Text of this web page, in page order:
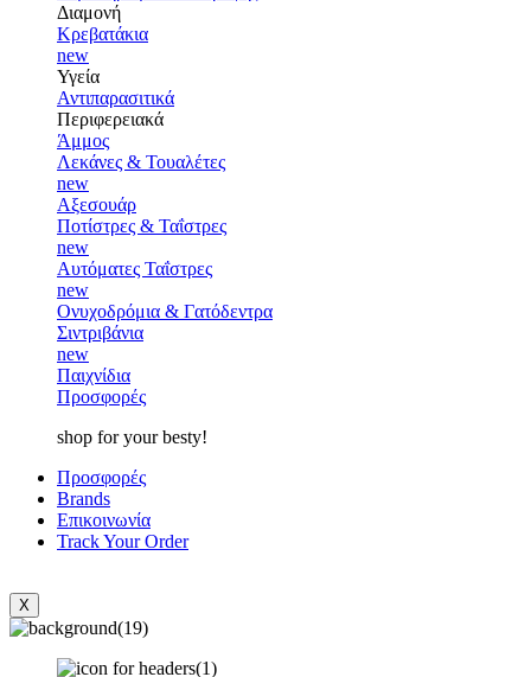
Διαμονή
Κρεβατάκια
new
Υγεία
Αντιπαρασιτικά
Περιφερειακά
Άμμος
Λεκάνες & Τουαλέτες
new
Αξεσουάρ
Ποτίστρες & Ταΐστρες
new
Αυτόματες Ταΐστρες
new
Ονυχοδρόμια & Γατόδεντρα
Σιντριβάνια
new
Παιχνίδια
Προσφορές
shop for your besty!
Προσφορές
Brands
Επικοινωνία
Track Your Order
X